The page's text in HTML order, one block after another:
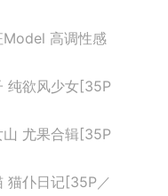
高调性感
纯欲风少女[35P
尤果合辑[35P
猫仆日记[35P／